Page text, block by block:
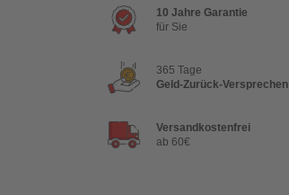
10 Jahre Garantie
für Sie
365 Tage
Geld-Zurück-Versprechen
Versandkostenfrei
ab 60€